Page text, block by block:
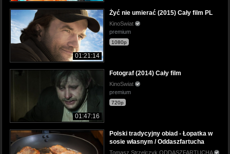
01:21:14
Żyć nie umierać (2015) Cały film PL
KinoSwiat
premium
1080p
01:47:16
Fotograf (2014) Cały film
KinoSwiat
premium
720p
Polski tradycyjny obiad - Łopatka w
sosie własnym / Oddaszfartucha
Tomasz Strzelczyk ODDASZFARTUCHA